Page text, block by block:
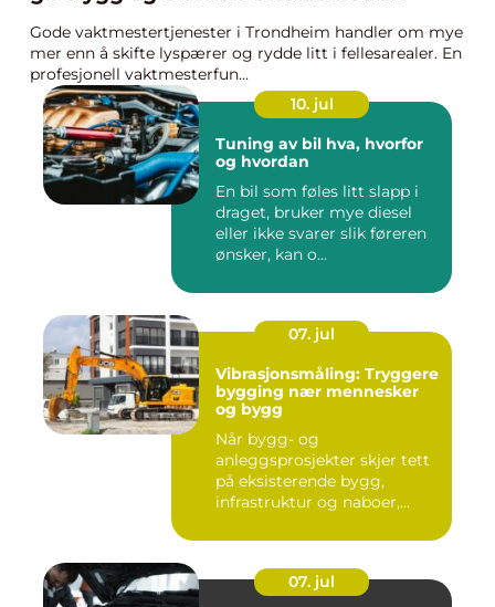
Gode vaktmestertjenester i Trondheim handler om mye
mer enn å skifte lyspærer og rydde litt i fellesarealer. En
profesjonell vaktmesterfun...
10. jul
Tuning av bil hva, hvorfor
og hvordan
En bil som føles litt slapp i
draget, bruker mye diesel
eller ikke svarer slik føreren
ønsker, kan o...
07. jul
Vibrasjonsmåling: Tryggere
bygging nær mennesker
og bygg
Når bygg- og
anleggsprosjekter skjer tett
på eksisterende bygg,
infrastruktur og naboer,...
07. jul